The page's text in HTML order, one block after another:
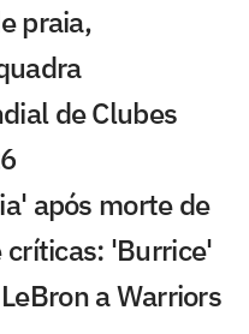
praia,
de Clubes
após morte de
críticas: 'Burrice'
a Warriors